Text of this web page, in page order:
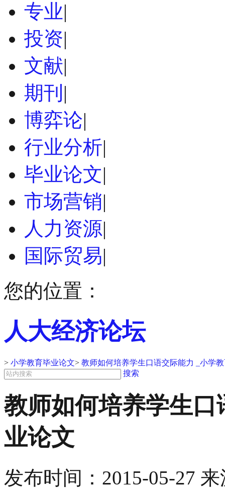
专业|
投资|
文献|
期刊 |
博弈论|
行业分析|
毕业论文|
市场营销|
人力资源|
国际贸易|
您的位置：
人大经济论坛
> 小学教育毕业论文> 教师如何培养学生口语交际能力 _小学
搜索
教师如何培养学生
业论文
发布时间： 2015-05-27 来